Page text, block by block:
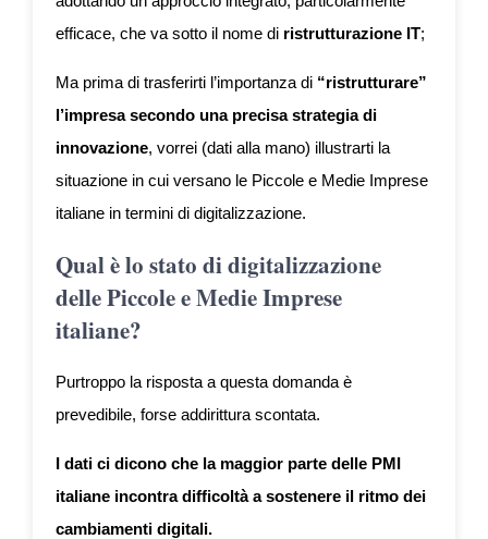
efficace, che va sotto il nome di ristrutturazione IT;
Ma prima di trasferirti l’importanza di “ristrutturare”
l’impresa secondo una precisa strategia di
innovazione, vorrei (dati alla mano) illustrarti la
situazione in cui versano le Piccole e Medie Imprese
italiane in termini di digitalizzazione.
Qual è lo stato di digitalizzazione
delle Piccole e Medie Imprese
italiane?
Purtroppo la risposta a questa domanda è
prevedibile, forse addirittura scontata.
I dati ci dicono che la maggior parte delle PMI
italiane incontra difficoltà a sostenere il ritmo dei
cambiamenti digitali.